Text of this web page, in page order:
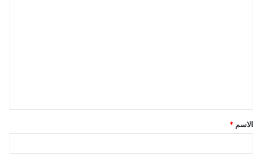
ق
*
الاسم *